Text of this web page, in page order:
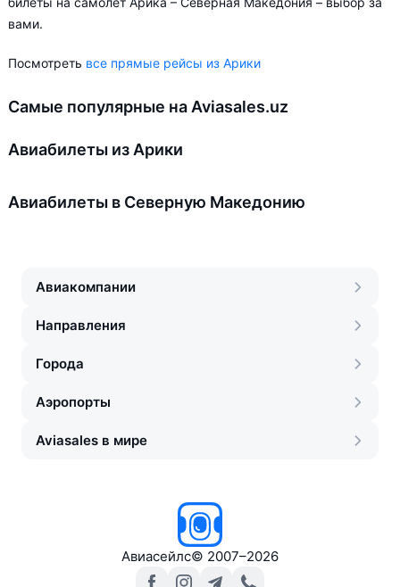
вами.
Посмотреть все прямые рейсы из Арики
Самые популярные на Aviasales.uz
Авиабилеты из Арики
Авиабилеты в Северную Македонию
Авиакомпании
Направления
Города
Аэропорты
Aviasales в мире
Авиасейлс© 2007–2026